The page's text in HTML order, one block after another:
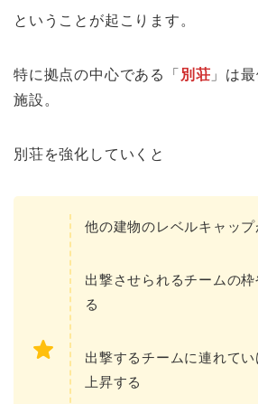
ということが起こります。
特に拠点の中心である「 別荘 」は
施設。
別荘を強化していくと
他の建物のレベルキャッ
出撃させられるチームの枠
る
出撃するチームに連れて
上昇する